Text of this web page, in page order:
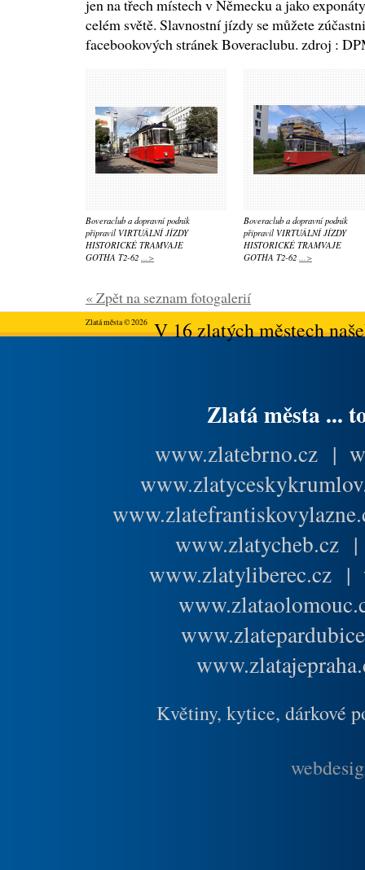
jen na třech místech v Německu a jako
celém světě. Slavnostní jízdy se můžete
facebookových stránek Boveraclubu. zdroj :
Boveraclub a dopravní podnik
připravil VIRTUÁLNÍ JÍZDY
HISTORICKÉ TRAMVAJE
GOTHA T2-62 ...>
Boveraclub a dopravní podnik
připravil VIRTUÁLNÍ JÍZDY
HISTORICKÉ TRAMVAJE
GOTHA T2-62 ...>
« Zpět na seznam fotogalerií
Zlatá města © 2026V 16 zlatých městech
Zlatá města ...
www.zlatebrno.cz |
www.zlatycheb.cz
www.zlatyliberec.cz |
Květiny, kytice, dárkové